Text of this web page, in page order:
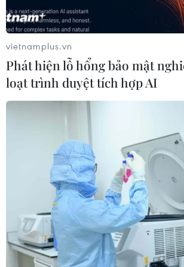
vietnamplus.vn
Phát hiện lỗ hổng bảo mật
loạt trình duyệt tích hợp AI